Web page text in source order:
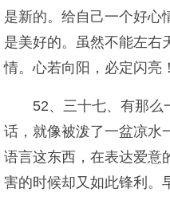
是新的。给自己一个好心
是美好的。虽然不能左右
情。心若向阳，必定闪亮！
52、三十七、有那么
话，就像被泼了一盆凉水
语言这东西，在表达爱意
害的时候却又如此锋利。